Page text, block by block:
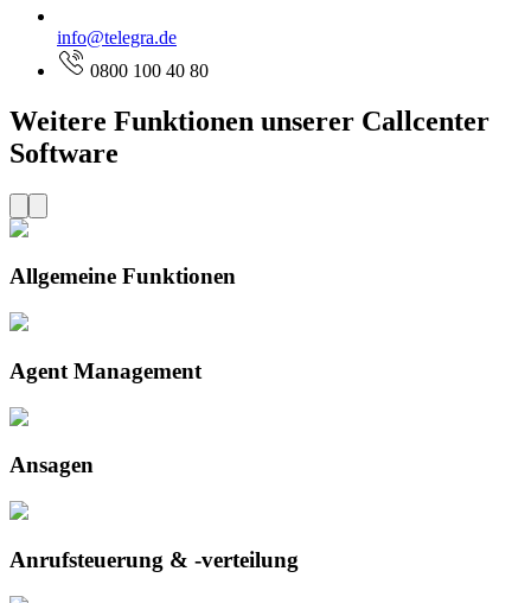
info@telegra.de
0800 100 40 80
Weitere Funktionen unserer Callcenter
Software
Allgemeine Funktionen
Agent Management
Ansagen
Anrufsteuerung & -verteilung